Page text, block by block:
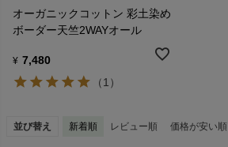
オーガニックコットン 彩土染め
ボーダー天竺2WAYオール
¥ 7,480
（1）
並び替え 新着順 レビュー順 価格が安い順